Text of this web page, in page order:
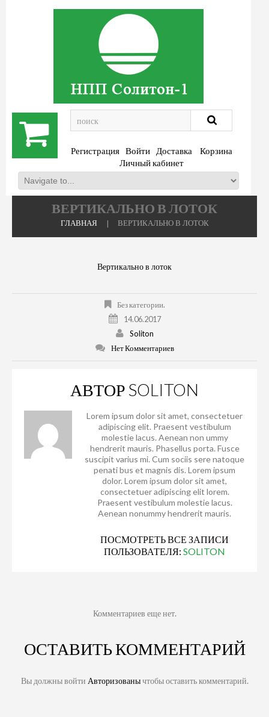
Регистрация Войти Доставка
Корзина
Личный кабинет
ВЕРТИКАЛЬНО В ЛОТОК
ГЛАВНАЯ ВЕРТИКАЛЬНО В ЛОТОК
Вертикально в лоток
Без категории.
14.06.2017
Soliton
Нет Комментариев
АВТОР SOLITON
Lorem ipsum dolor sit amet, consectetuer
adipiscing elit. Praesent vestibulum
molestie lacus. Aenean non ummy
hendrerit mauris. Phasellus porta. Fusce
suscipit varius mi. Cum sociis sere natoque
penati bus et magnis dis. Lorem ipsum
dolor. Lorem ipsum dolor sit amet,
consectetuer adipiscing elit lorem.
Praesent vestibulum molestie lacus.
Aenean nonummy hendrerit mauris.
ПОСМОТРЕТЬ ВСЕ ЗАПИСИ
ПОЛЬЗОВАТЕЛЯ: SOLITON
Комментариев еще нет.
ОСТАВИТЬ КОММЕНТАРИЙ
Вы должны войти Авторизованычтобы оставить комментарий.